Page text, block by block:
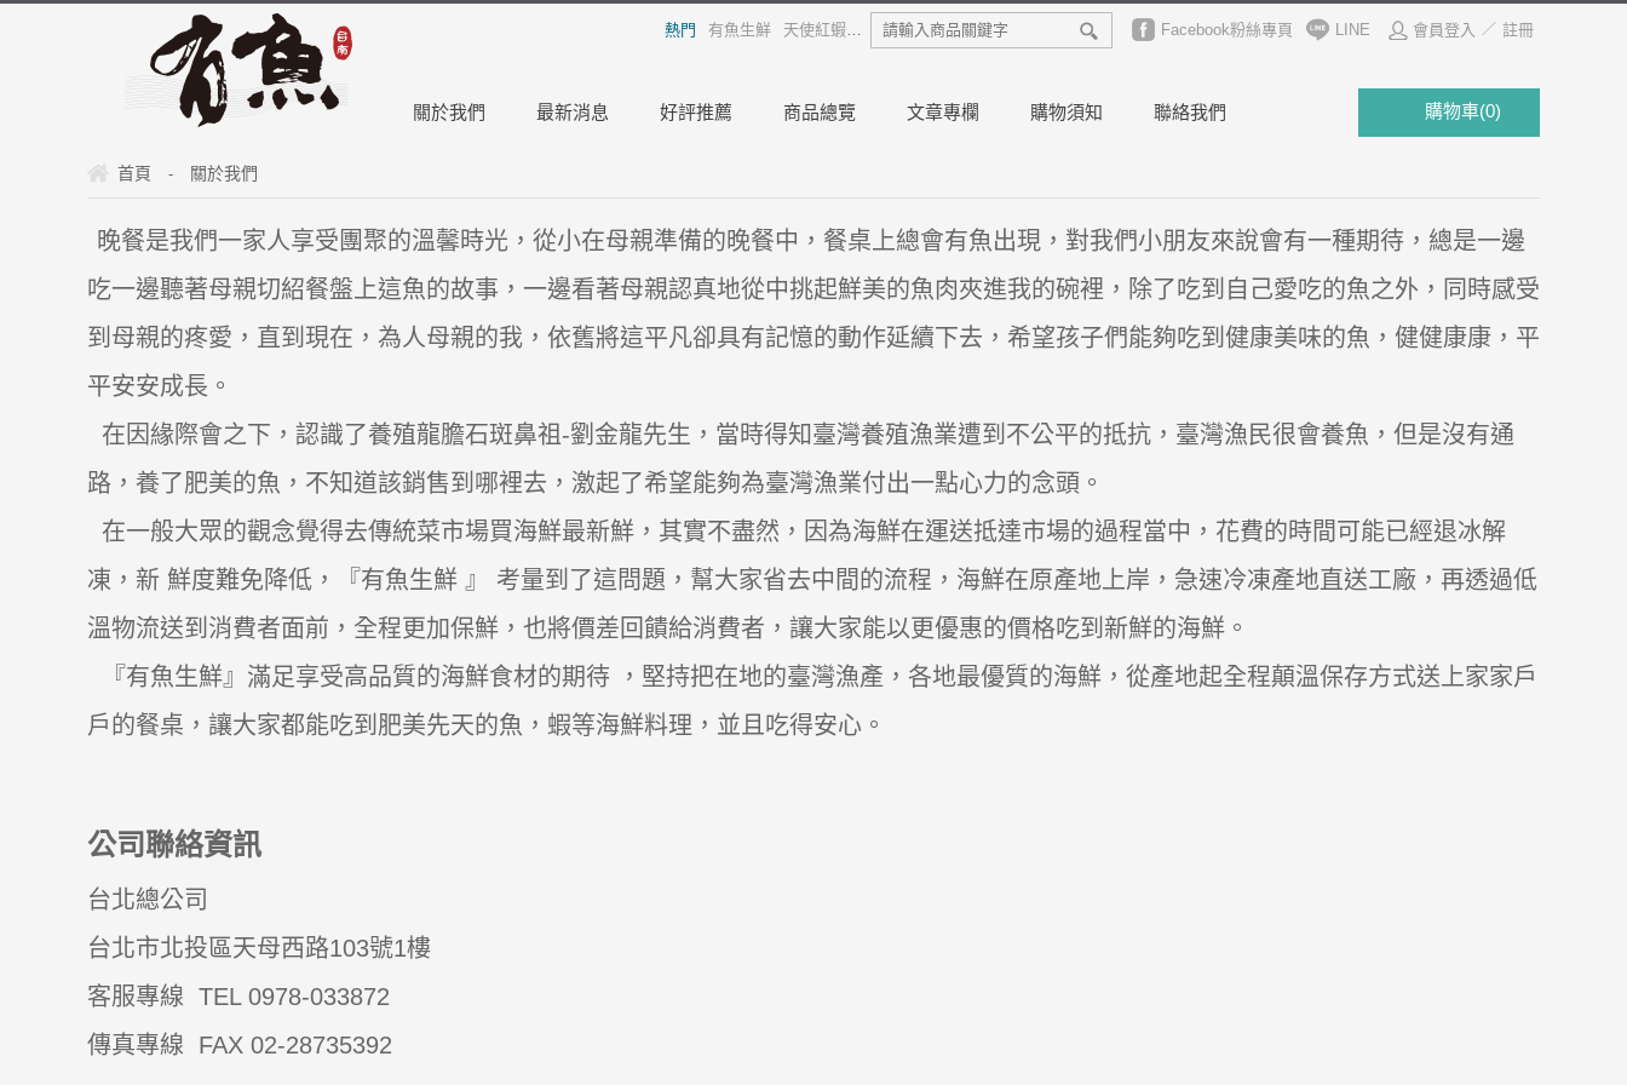
Facebook粉絲專頁 LINE 會員登入 ／ 註冊
熱門 有魚生鮮 天使紅蝦 熟白蝦 龍膽石斑 日本干貝 烏魚子 草蝦 明蝦
關於我們 最新消息 好評推薦 商品總覽 文章專欄 購物須知 聯絡我們 購物車(0)
首頁 - 關於我們
晚餐是我們一家人享受團聚的溫馨時光，從小在母親準備的晚餐中，餐桌上總會有魚出現，對我們小朋友來說會有一種期待，總是一邊
吃一邊聽著母親切紹餐盤上這魚的故事，一邊看著母親認真地從中挑起鮮美的魚肉夾進我的碗裡，除了吃到自己愛吃的魚之外，同時感受
到母親的疼愛，直到現在，為人母親的我，依舊將這平凡卻具有記憶的動作延續下去，希望孩子們能夠吃到健康美味的魚，健健康康，平
平安安成長。
在因緣際會之下，認識了養殖龍膽石斑鼻祖-劉金龍先生，當時得知臺灣養殖漁業遭到不公平的抵抗，臺灣漁民很會養魚，但是沒有通
路，養了肥美的魚，不知道該銷售到哪裡去，激起了希望能夠為臺灣漁業付出一點心力的念頭。
在一般大眾的觀念覺得去傳統菜市場買海鮮最新鮮，其實不盡然，因為海鮮在運送抵達市場的過程當中，花費的時間可能已經退冰解
凍，新 鮮度難免降低，『有魚生鮮 』 考量到了這問題，幫大家省去中間的流程，海鮮在原產地上岸，急速冷凍產地直送工廠，再透過低
溫物流送到消費者面前，全程更加保鮮，也將價差回饋給消費者，讓大家能以更優惠的價格吃到新鮮的海鮮。
『有魚生鮮』滿足享受高品質的海鮮食材的期待 ，堅持把在地的臺灣漁產，各地最優質的海鮮，從產地起全程顛溫保存方式送上家家戶
戶的餐桌，讓大家都能吃到肥美先天的魚，蝦等海鮮料理，並且吃得安心。
公司聯絡資訊
台北總公司
台北市北投區天母西路103號1樓
客服專線 TEL 0978-033872
傳真專線 FAX 02-28735392